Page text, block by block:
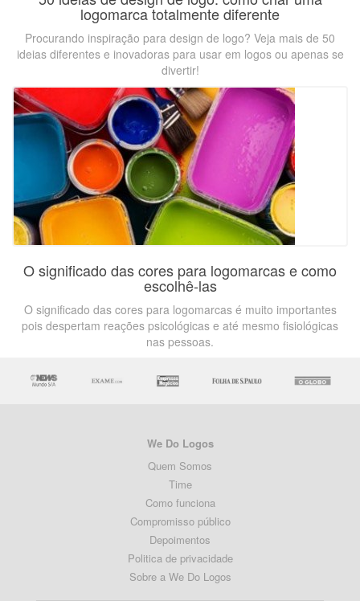
logomarca totalmente diferente
Procurando inspiração para design de logo? Veja mais de 50
ideias diferentes e inovadoras para usar em logos ou apenas se
divertir!
O significado das cores para logomarcas e como
escolhê-las
O significado das cores para logomarcas é muito importantes
pois despertam reações psicológicas e até mesmo fisiológicas
nas pessoas.
We Do Logos
Quem Somos
Time
Como funciona
Compromisso público
Depoimentos
Politica de privacidade
Sobre a We Do Logos